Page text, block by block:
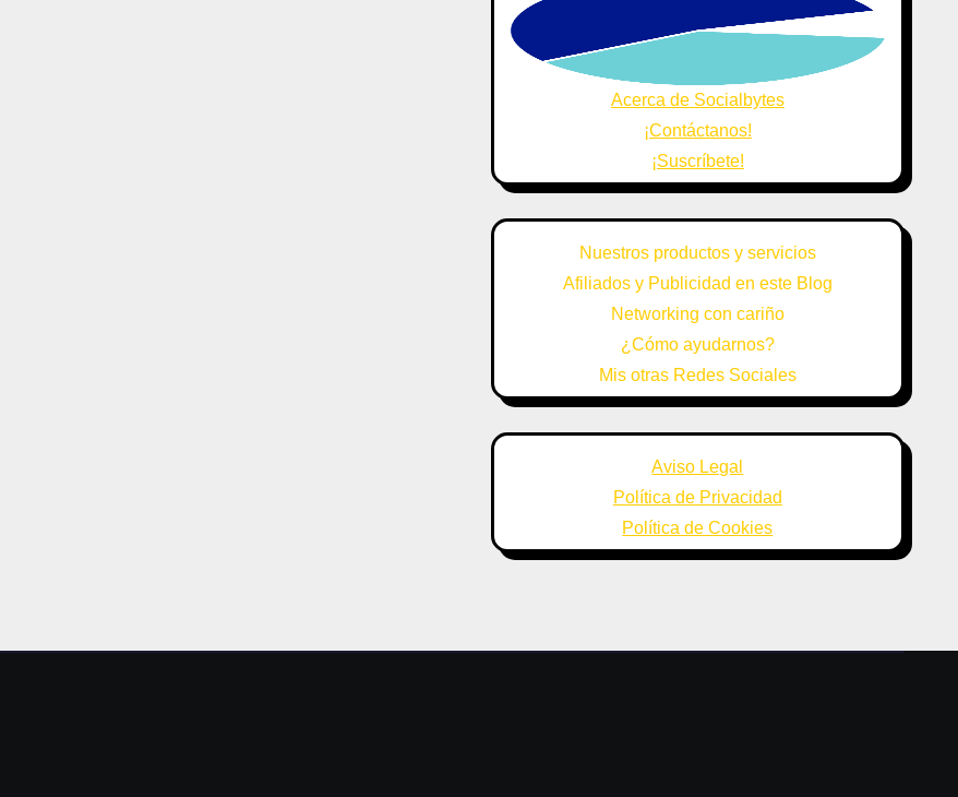
Acerca de Socialbytes
¡Contáctanos!
¡Suscríbete!
Nuestros productos y servicios
Afiliados y Publicidad en este Blog
Networking con cariño
¿Cómo ayudarnos?
Mis otras Redes Sociales
Aviso Legal
Política de Privacidad
Política de Cookies